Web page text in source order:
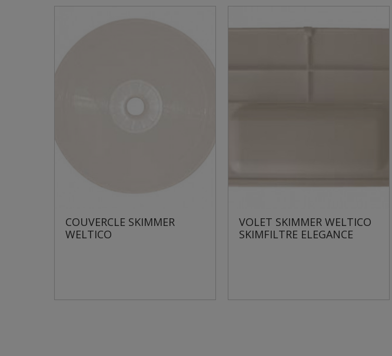
VOLET SKIMMER WELTICO
SKIMFILTRE ELEGANCE
VOLET SKIMMER WELTICO